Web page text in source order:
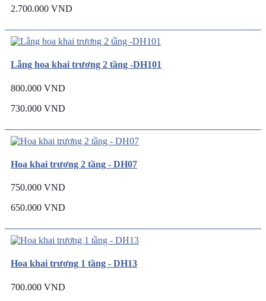
2.700.000 VND
Lẵng hoa khai trương 2 tầng -DH101
800.000 VND
730.000 VND
Hoa khai trương 2 tầng - DH07
750.000 VND
650.000 VND
Hoa khai trương 1 tầng - DH13
700.000 VND